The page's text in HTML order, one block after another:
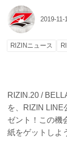
2019-11-
RIZINニュース
RIZIN.20 /
を、RIZIN LINE
ゼント！この機
紙をゲットしよ